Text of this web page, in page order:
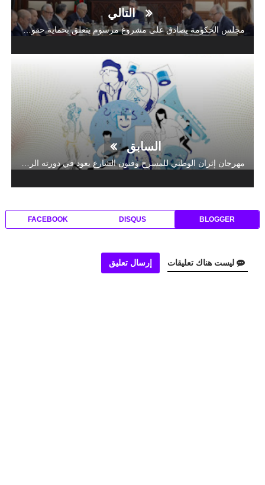
التالي
مجلس الحكومة يصادق على مشروع مرسوم يتعلق بحمایة حقوق الأشخاص في وضعیة إعاقة والنھوض بھا
السابق
مهرجان إثران الوطني للمسرح وفنون الشارع يعود في دورته الرابعة بأيت عتاب احتفاء بعيد العرش واليوم الوطني للمهاجر
BLOGGER
DISQUS
FACEBOOK
ليست هناك تعليقات إرسال تعليق